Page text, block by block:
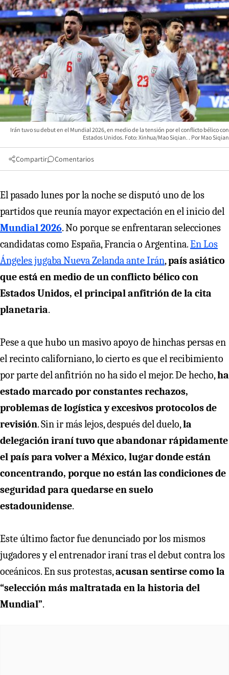
Irán tuvo su debut en el Mundial 2026, en medio de la tensión por el conflicto bélico con
Estados Unidos. Foto: Xinhua/Mao Siqian.
Mao Siqian
Compartir Comentarios
El pasado lunes por la noche se disputó uno de los
partidos que reunía mayor expectación en el inicio del
Mundial 2026. No porque se enfrentaran selecciones
candidatas como España, Francia o Argentina.En Los
Ángeles jugaba Nueva Zelanda ante Irán,país asiático
que está en medio de un conflicto bélico con
Estados Unidos, el principal anfitrión de la cita
planetaria.
Pese a que hubo un masivo apoyo de hinchas persas en
el recinto californiano, lo cierto es que el recibimiento
por parte del anfitrión no ha sido el mejor. De hecho,ha
estado marcado por constantes rechazos,
problemas de logística y excesivos protocolos de
revisión. Sin ir más lejos, después del duelo,la
delegación iraní tuvo que abandonar rápidamente
el país para volver a México, lugar donde están
concentrando, porque no están las condiciones de
seguridad para quedarse en suelo
estadounidense.
Este último factor fue denunciado por los mismos
jugadores y el entrenador iraní tras el debut contra los
oceánicos. En sus protestas,acusan sentirse como la
“selección más maltratada en la historia del
Mundial”.